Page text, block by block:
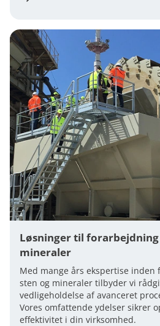
Løsninger til forarbejdning
mineraler
Med mange års ekspertise
sten og mineraler tilbyder vi
vedligeholdelse af avanceret
Vores omfattende ydelser sikrer
effektivitet i din virksomhed.